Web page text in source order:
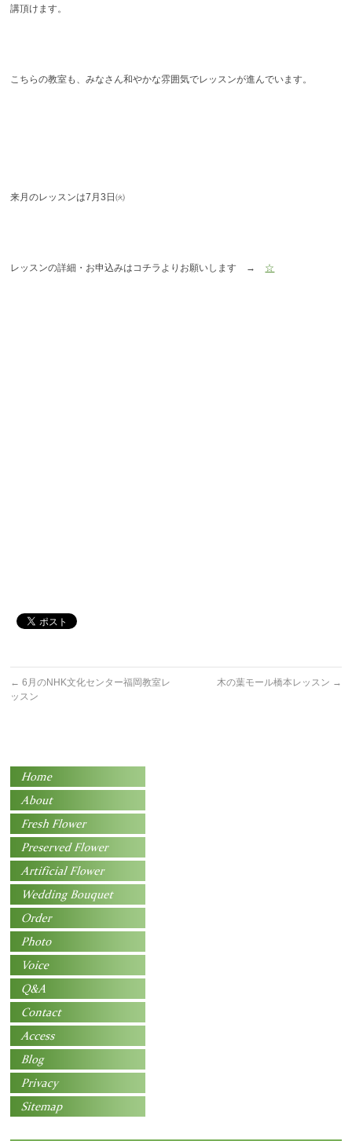
講頂けます。
こちらの教室も、みなさん和やかな雰囲気でレッスンが進んでいます。
来月のレッスンは7月3日㈫
レッスンの詳細・お申込みはコチラよりお願いします → ☆
← 6月のNHK文化センター福岡教室レ
ッスン
木の葉モール橋本レッスン →